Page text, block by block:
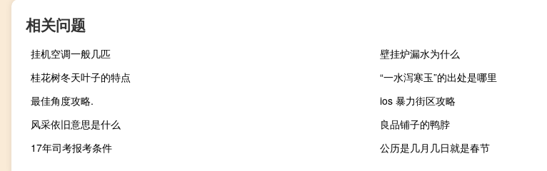
相关问题
挂机空调一般几匹
壁挂炉漏水为什么
桂花树冬天叶子的特点
“一水泻寒玉”的出处是哪里
最佳角度攻略.
ios 暴力街区攻略
风采依旧意思是什么
良品铺子的鸭脖
17年司考报考条件
公历是几月几日就是春节